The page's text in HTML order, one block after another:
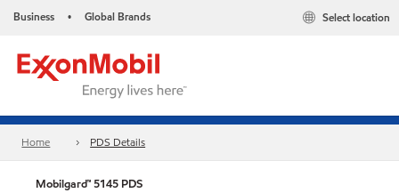
Business • Global Brands Select location
Home PDS Details
Mobilgard™ 5145 PDS